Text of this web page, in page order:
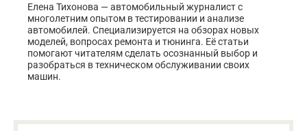
Елена Тихонова — автомобильный журналист с
многолетним опытом в тестировании и анализе
автомобилей. Специализируется на обзорах новых
моделей, вопросах ремонта и тюнинга. Её статьи
помогают читателям сделать осознанный выбор и
разобраться в техническом обслуживании своих
машин.